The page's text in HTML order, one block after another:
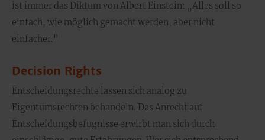
ist immer das Diktum von Albert Einstein: „Alles soll so
einfach, wie möglich gemacht werden, aber nicht
einfacher."
Decision Rights
Entscheidungsrechte lassen sich analog zu
Eigentumsrechten behandeln. Das Anrecht auf
Entscheidungsbefugnisse erwirbt man sich durch